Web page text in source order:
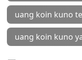
uang koin kuno
uang koin kuno